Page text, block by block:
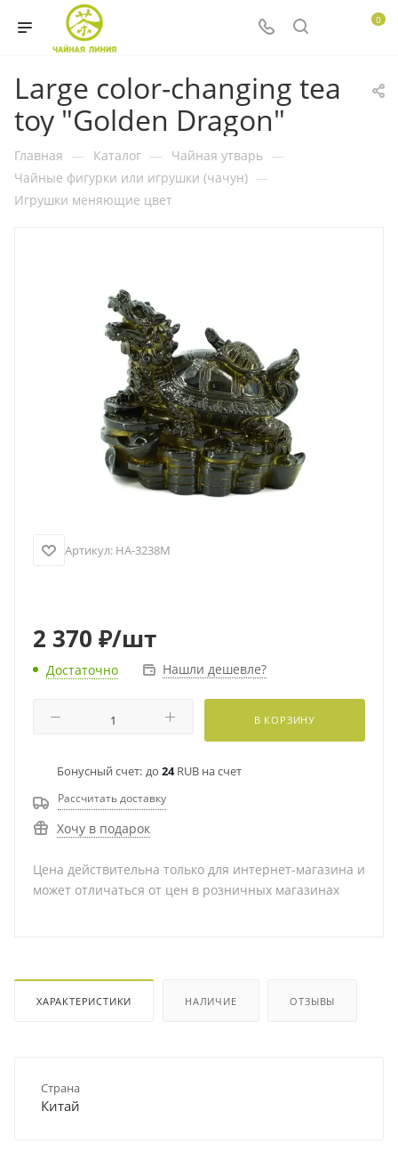
0
Large color-changing tea
toy "Golden Dragon"
Главная — Каталог — Чайная утварь —
Чайные фигурки или игрушки (чачун) —
Игрушки меняющие цвет
Артикул: HA-3238M
2 370 ₽/шт
Достаточно Нашли дешевле?
В КОРЗИНУ
Бонусный счет: до 24RUB на счет
Рассчитать доставку
Хочу в подарок
Цена действительна только для интернет-магазина и
может отличаться от цен в розничных магазинах
ХАРАКТЕРИСТИКИ НАЛИЧИЕ ОТЗЫВЫ
Страна
Китай